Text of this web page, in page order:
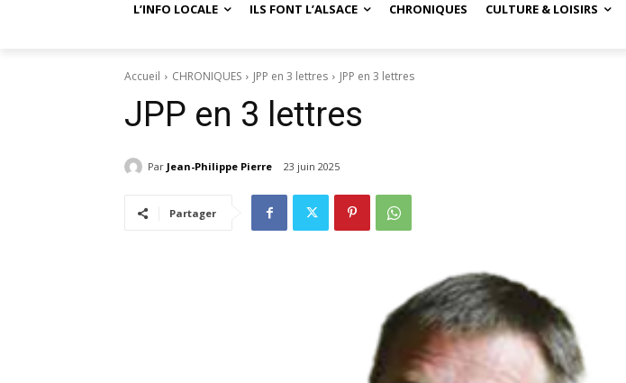
L’INFO LOCALE ILS FONT L’ALSACE CHRONIQUES CULTURE & LOISIRS
Accueil CHRONIQUES JPP en 3 lettres JPP en 3 lettres
JPP en 3 lettres
Par Jean-Philippe Pierre 23 juin 2025
Partager